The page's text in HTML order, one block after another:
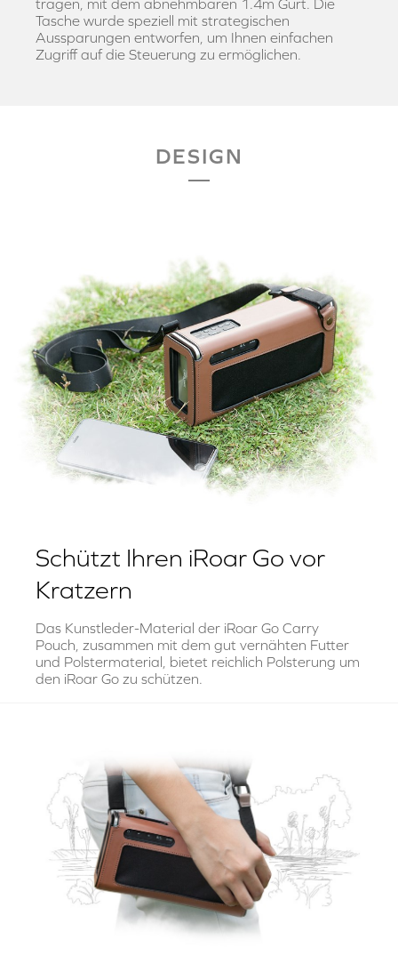
tragen, mit dem abnehmbaren 1.4m Gurt. Die
Tasche wurde speziell mit strategischen
Aussparungen entworfen, um Ihnen einfachen
Zugriff auf die Steuerung zu ermöglichen.
DESIGN
Schützt Ihren iRoar Go vor
Kratzern
Das Kunstleder-Material der iRoar Go Carry
Pouch, zusammen mit dem gut vernähten Futter
und Polstermaterial, bietet reichlich Polsterung um
den iRoar Go zu schützen.